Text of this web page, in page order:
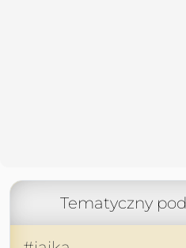
Tematyczny